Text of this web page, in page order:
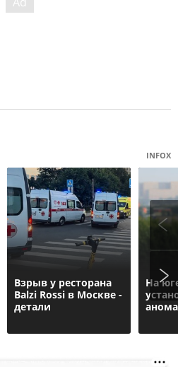
INFOX
Взрыв у ресторана
Balzi Rossi в Москве -
детали
На